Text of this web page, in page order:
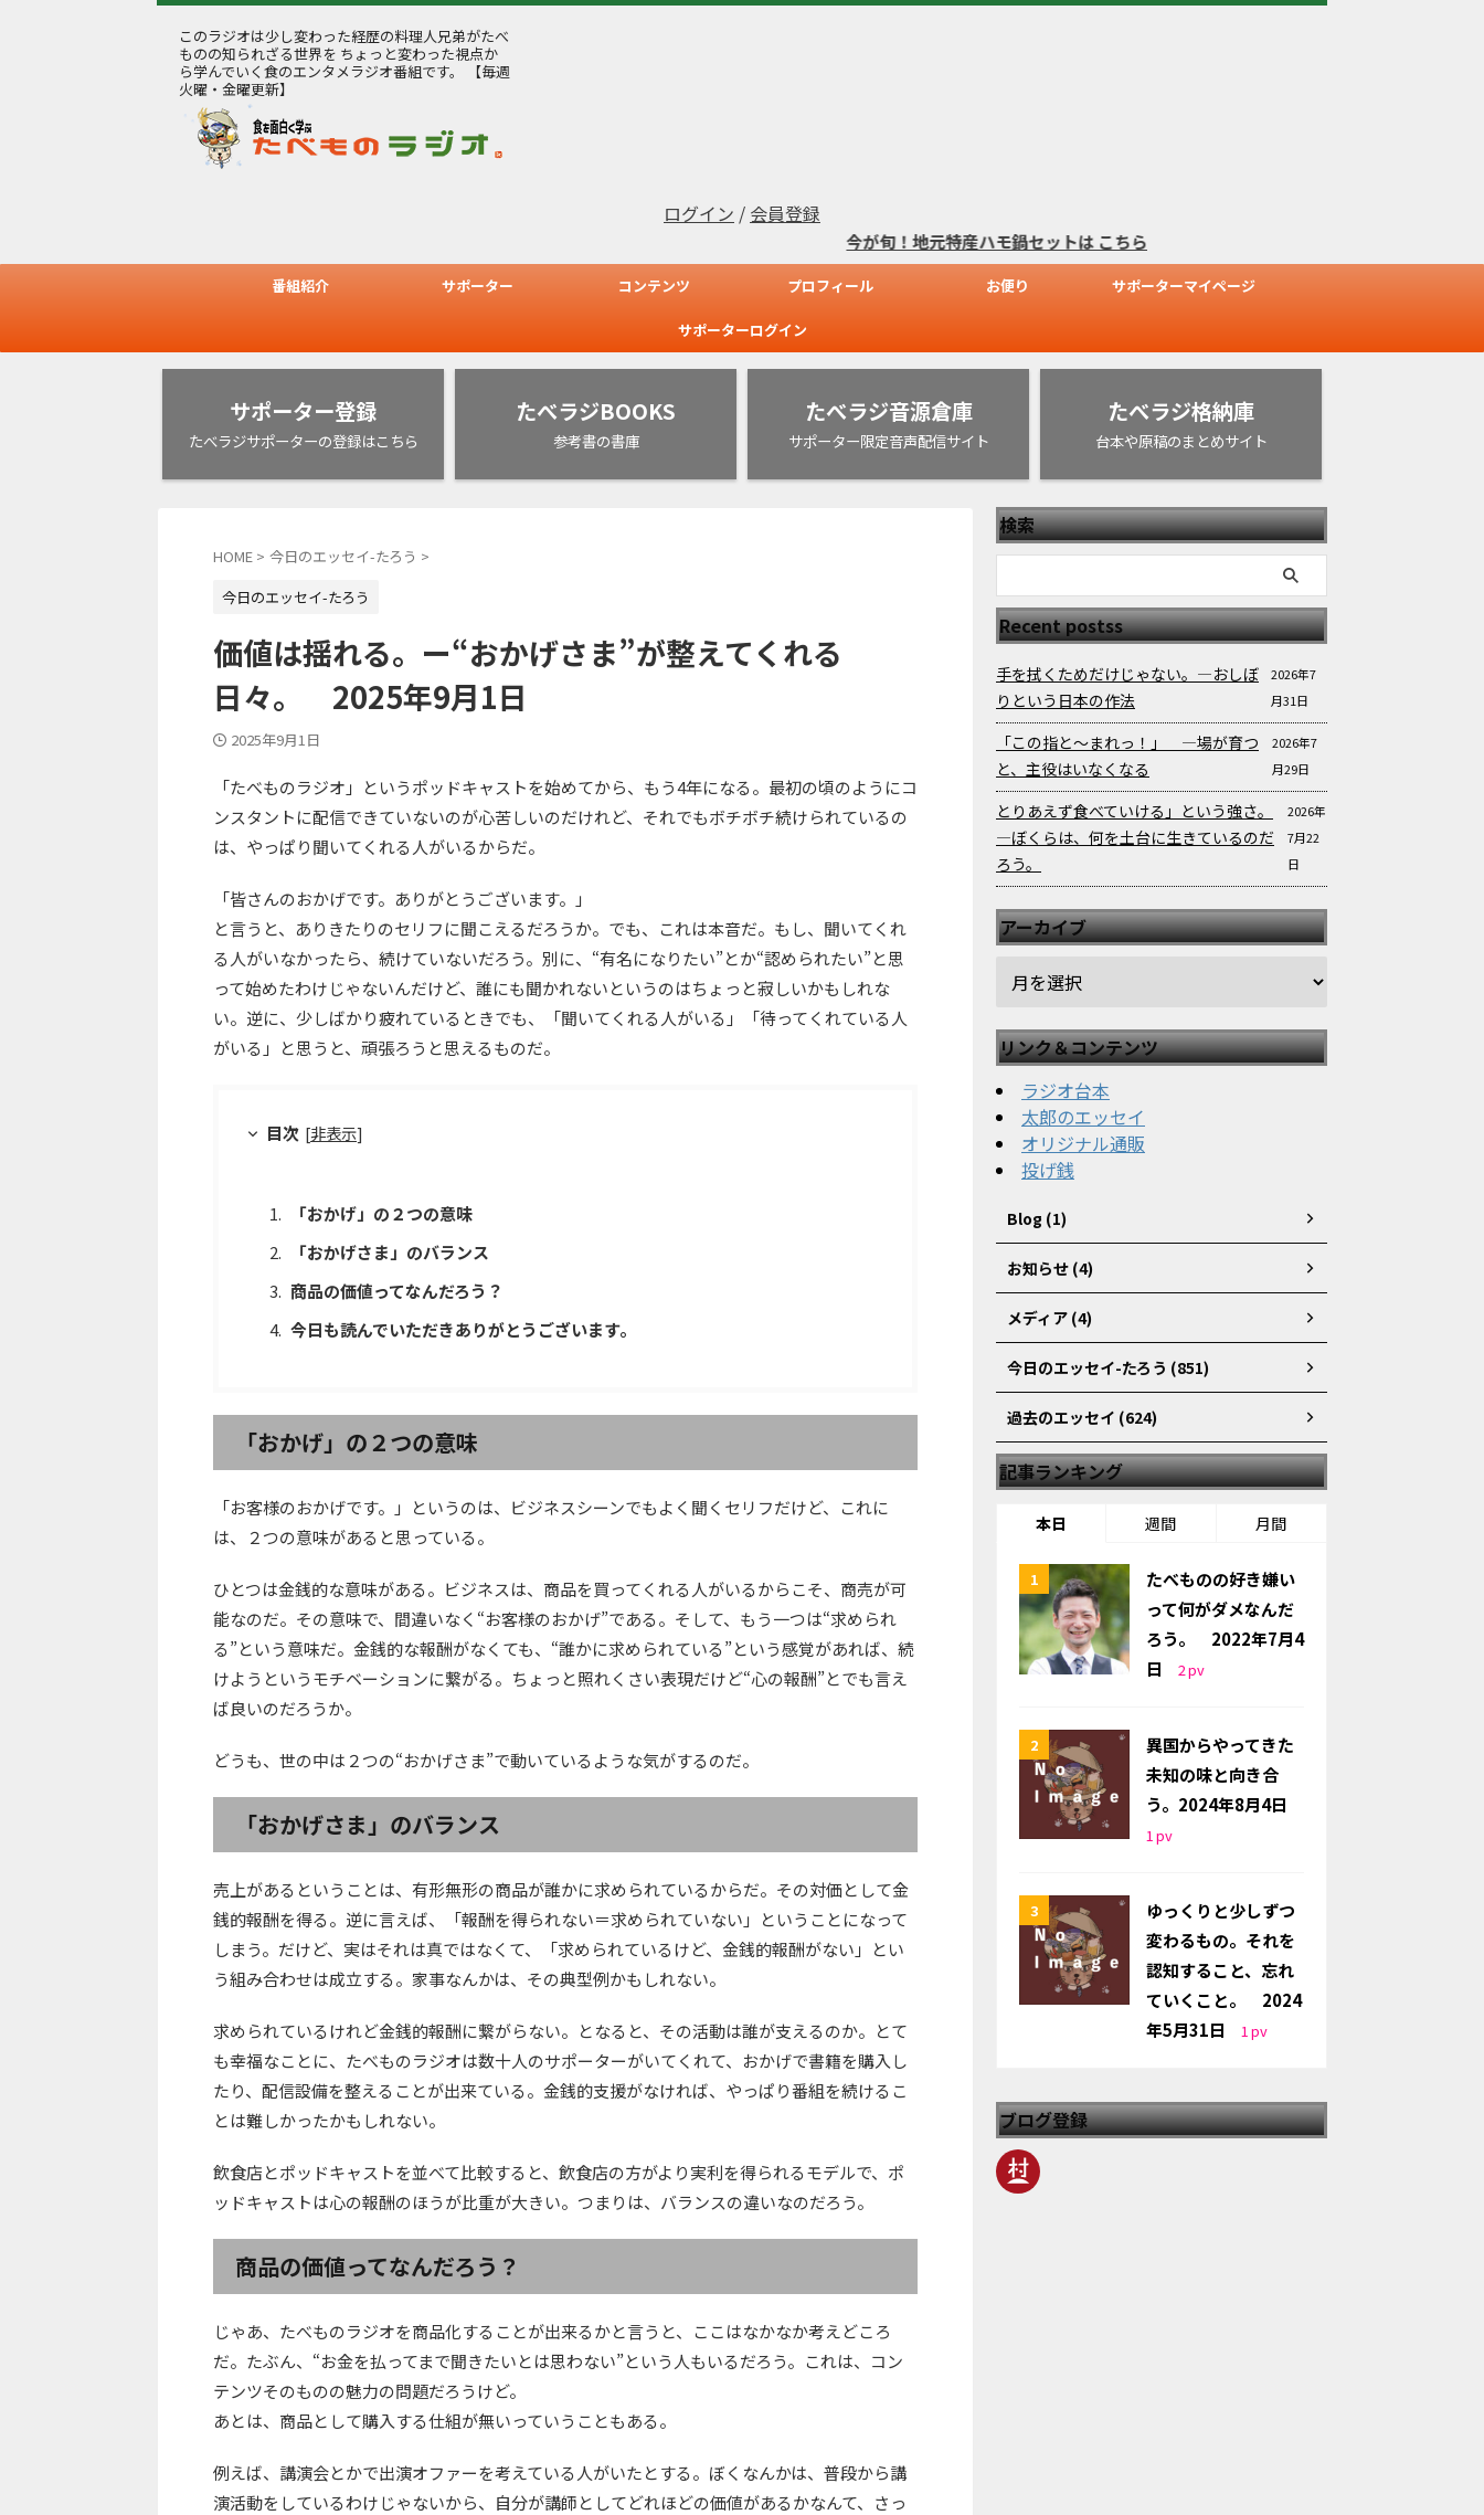
このラジオは少し変わった経歴の料理人兄弟がたべ
ものの知られざる世界を ちょっと変わった視点か
ら学んでいく食のエンタメラジオ番組です。 【毎週
火曜・金曜更新】
ログイン / 会員登録
今が旬！地元特産ハモ鍋セットはこちら
番組紹介 サポーター コンテンツ プロフィール お便り サポーターマイページ
サポーターログイン
サポーター登録
たべラジサポーターの登録はこちら
たべラジBOOKS
参考書の書庫
たべラジ音源倉庫
サポーター限定音声配信サイト
たべラジ格納庫
台本や原稿のまとめサイト
HOME > 今日のエッセイ-たろう >
今日のエッセイ-たろう
価値は揺れる。ー“おかげさま”が整えてくれる
日々。 2025年9月1日
2025年9月1日
「たべものラジオ」というポッドキャストを始めてから、もう4年になる。最初の頃のようにコ
ンスタントに配信できていないのが心苦しいのだけれど、それでもボチボチ続けられているの
は、やっぱり聞いてくれる人がいるからだ。
「皆さんのおかげです。ありがとうございます。」
と言うと、ありきたりのセリフに聞こえるだろうか。でも、これは本音だ。もし、聞いてくれ
る人がいなかったら、続けていないだろう。別に、“有名になりたい”とか“認められたい”と思
って始めたわけじゃないんだけど、誰にも聞かれないというのはちょっと寂しいかもしれな
い。逆に、少しばかり疲れているときでも、「聞いてくれる人がいる」「待ってくれている人
がいる」と思うと、頑張ろうと思えるものだ。
目次 [非表示]
「おかげ」の２つの意味
「おかげさま」のバランス
商品の価値ってなんだろう？
今日も読んでいただきありがとうございます。
「おかげ」の２つの意味
「お客様のおかげです。」というのは、ビジネスシーンでもよく聞くセリフだけど、これに
は、２つの意味があると思っている。
ひとつは金銭的な意味がある。ビジネスは、商品を買ってくれる人がいるからこそ、商売が可
能なのだ。その意味で、間違いなく“お客様のおかげ”である。そして、もう一つは“求められ
る”という意味だ。金銭的な報酬がなくても、“誰かに求められている”という感覚があれば、続
けようというモチベーションに繋がる。ちょっと照れくさい表現だけど“心の報酬”とでも言え
ば良いのだろうか。
どうも、世の中は２つの“おかげさま”で動いているような気がするのだ。
「おかげさま」のバランス
売上があるということは、有形無形の商品が誰かに求められているからだ。その対価として金
銭的報酬を得る。逆に言えば、「報酬を得られない＝求められていない」ということになって
しまう。だけど、実はそれは真ではなくて、「求められているけど、金銭的報酬がない」とい
う組み合わせは成立する。家事なんかは、その典型例かもしれない。
求められているけれど金銭的報酬に繋がらない。となると、その活動は誰が支えるのか。とて
も幸福なことに、たべものラジオは数十人のサポーターがいてくれて、おかげで書籍を購入し
たり、配信設備を整えることが出来ている。金銭的支援がなければ、やっぱり番組を続けるこ
とは難しかったかもしれない。
飲食店とポッドキャストを並べて比較すると、飲食店の方がより実利を得られるモデルで、ポ
ッドキャストは心の報酬のほうが比重が大きい。つまりは、バランスの違いなのだろう。
商品の価値ってなんだろう？
じゃあ、たべものラジオを商品化することが出来るかと言うと、ここはなかなか考えどころ
だ。たぶん、“お金を払ってまで聞きたいとは思わない”という人もいるだろう。これは、コン
テンツそのものの魅力の問題だろうけど。
あとは、商品として購入する仕組が無いっていうこともある。
例えば、講演会とかで出演オファーを考えている人がいたとする。ぼくなんかは、普段から講
演活動をしているわけじゃないから、自分が講師としてどれほどの価値があるかなんて、さっ
検索
Recent postss
手を拭くためだけじゃない。—おしぼ
りという日本の作法
2026年7
月31日
「この指と〜まれっ！」 —場が育つ
と、主役はいなくなる
2026年7
月29日
とりあえず食べていける」という強さ。
—ぼくらは、何を土台に生きているのだ
ろう。
2026年
7月22
日
アーカイブ
リンク＆コンテンツ
ラジオ台本
太郎のエッセイ
オリジナル通販
投げ銭
Blog (1)
お知らせ (4)
メディア (4)
今日のエッセイ-たろう (851)
過去のエッセイ (624)
記事ランキング
本日 週間 月間
たべものの好き嫌い
って何がダメなんだ
ろう。 2022年7月4
日
2pv
異国からやってきた
未知の味と向き合
う。2024年8月4日
1pv
ゆっくりと少しずつ
変わるもの。それを
認知すること、忘れ
ていくこと。 2024
年5月31日
1pv
ブログ登録